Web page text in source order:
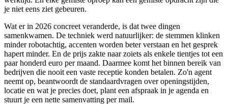
je niet eens ziet gebeuren.
Wat er in 2026 concreet veranderde, is dat twee dingen
samenkwamen. De techniek werd natuurlijker: de stemmen klinken
minder robotachtig, accenten worden beter verstaan en het gesprek
hapert minder. En de prijs zakte naar zoiets als enkele tientjes tot een
paar honderd euro per maand. Daarmee komt het binnen bereik van
bedrijven die nooit een vaste receptie konden betalen. Zo'n agent
neemt op, beantwoordt de standaardvragen over openingstijden,
locatie en wat je precies doet, plant een afspraak in je agenda en
stuurt je een nette samenvatting per mail.